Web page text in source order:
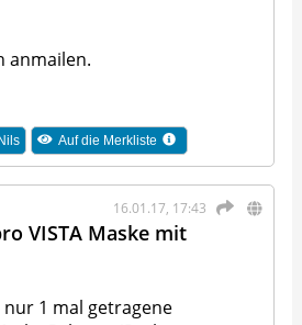
anmailen.
Auf die Merkliste
16.01.17, 17:43
VISTA Maske mit
1 mal getragene